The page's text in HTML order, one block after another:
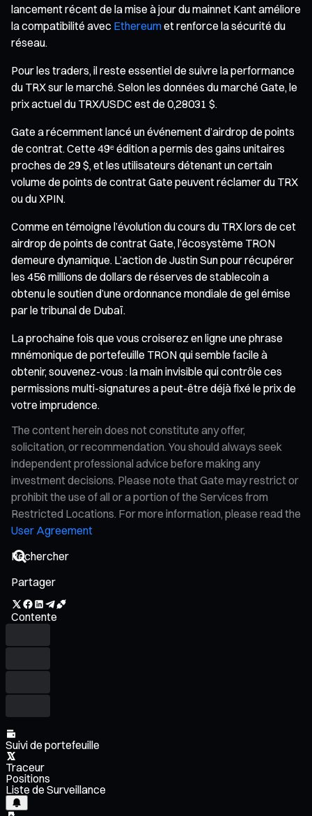
lancement récent de la mise à jour du mainnet Kant améliore
la compatibilité avec Ethereumet renforce la sécurité du
réseau.
Pour les traders, il reste essentiel de suivre la performance
du TRX sur le marché. Selon les données du marché Gate, le
prix actuel du TRX/USDC est de 0,28031 $.
Gate a récemment lancé un événement d’airdrop de points
de contrat. Cette 49ᵉ édition a permis des gains unitaires
proches de 29 $, et les utilisateurs détenant un certain
volume de points de contrat Gate peuvent réclamer du TRX
ou du XPIN.
Comme en témoigne l’évolution du cours du TRX lors de cet
airdrop de points de contrat Gate, l’écosystème TRON
demeure dynamique. L’action de Justin Sun pour récupérer
les 456 millions de dollars de réserves de stablecoin a
obtenu le soutien d’une ordonnance mondiale de gel émise
par le tribunal de Dubaï.
La prochaine fois que vous croiserez en ligne une phrase
mnémonique de portefeuille TRON qui semble facile à
obtenir, souvenez-vous : la main invisible qui contrôle ces
permissions multi-signatures a peut-être déjà fixé le prix de
votre imprudence.
The content herein does not constitute any offer,
solicitation, or recommendation. You should always seek
independent professional advice before making any
investment decisions. Please note that Gate may restrict or
prohibit the use of all or a portion of the Services from
Restricted Locations. For more information, please read the
User Agreement
Partager
Contente
Suivi de portefeuille
Traceur
Positions
Liste de Surveillance